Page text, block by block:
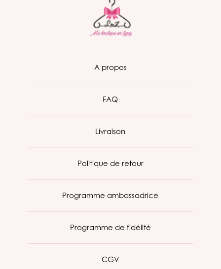
A propos
FAQ
Livraison
Politique de retour
Programme ambassadrice
Programme de fidélité
CGV